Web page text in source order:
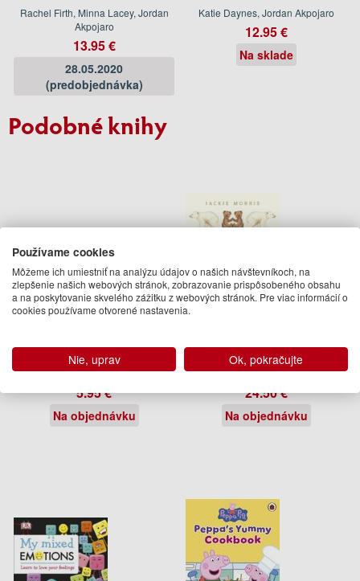
Rachel Firth, Minna Lacey, Jordan
Akpojaro
13.95 €
28.05.2020
(predobjednávka)
Katie Daynes, Jordan Akpojaro
12.95 €
Na sklade
Podobné knihy
Peppa Pig
5.95 €
Na objednávku
Jackie Morris
24.50 €
Na objednávku
Používame cookies
Môžeme ich umiestniť na analýzu údajov o našich návštevníkoch, na
zlepšenie našich webových stránok, zobrazovanie prispôsobeného obsahu
a na poskytovanie skvelého zážitku z webových stránok. Pre viac informácií o
cookies používame otvorené nastavenia.
Nie, uprav Ok, pokračujte